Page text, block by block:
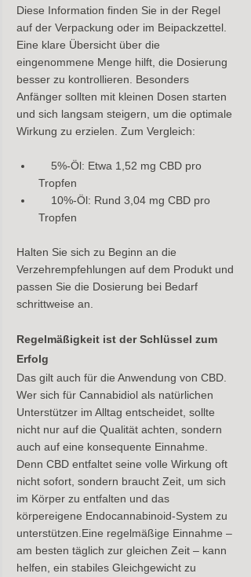
Diese Information finden Sie in der Regel
auf der Verpackung oder im Beipackzettel.
Eine klare Übersicht über die
eingenommene Menge hilft, die Dosierung
besser zu kontrollieren. Besonders
Anfänger sollten mit kleinen Dosen starten
und sich langsam steigern, um die optimale
Wirkung zu erzielen. Zum Vergleich:
5%-Öl: Etwa 1,52 mg CBD pro
Tropfen
10%-Öl: Rund 3,04 mg CBD pro
Tropfen
Halten Sie sich zu Beginn an die
Verzehrempfehlungen auf dem Produkt und
passen Sie die Dosierung bei Bedarf
schrittweise an.
Regelmäßigkeit ist der Schlüssel zum
Erfolg
Das gilt auch für die Anwendung von CBD.
Wer sich für Cannabidiol als natürlichen
Unterstützer im Alltag entscheidet, sollte
nicht nur auf die Qualität achten, sondern
auch auf eine konsequente Einnahme.
Denn CBD entfaltet seine volle Wirkung oft
nicht sofort, sondern braucht Zeit, um sich
im Körper zu entfalten und das
körpereigene Endocannabinoid-System zu
unterstützen.Eine regelmäßige Einnahme –
am besten täglich zur gleichen Zeit – kann
helfen, ein stabiles Gleichgewicht zu